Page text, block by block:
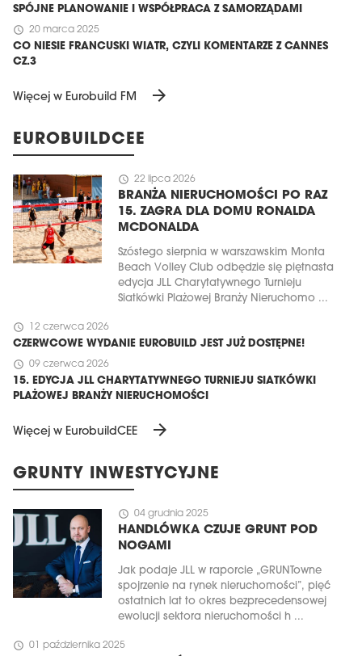
SPÓJNE PLANOWANIE I WSPÓŁPRACA Z SAMORZĄDAMI
schedule 20 marca 2025
CO NIESIE FRANCUSKI WIATR, CZYLI KOMENTARZE Z CANNES
CZ.3
Więcej w Eurobuild FM arrow_forward
EUROBUILDCEE
schedule 22 lipca 2026
BRANŻA NIERUCHOMOŚCI PO RAZ
15. ZAGRA DLA DOMU RONALDA
MCDONALDA
Szóstego sierpnia w warszawskim Monta
Beach Volley Club odbędzie się piętnasta
edycja JLL Charytatywnego Turnieju
Siatkówki Plażowej Branży Nieruchomo ...
schedule 12 czerwca 2026
CZERWCOWE WYDANIE EUROBUILD JEST JUŻ DOSTĘPNE!
schedule 09 czerwca 2026
15. EDYCJA JLL CHARYTATYWNEGO TURNIEJU SIATKÓWKI
PLAŻOWEJ BRANŻY NIERUCHOMOŚCI
Więcej w EurobuildCEE arrow_forward
GRUNTY INWESTYCYJNE
schedule 04 grudnia 2025
HANDLÓWKA CZUJE GRUNT POD
NOGAMI
Jak podaje JLL w raporcie „GRUNTowne
spojrzenie na rynek nieruchomości”, pięć
ostatnich lat to okres bezprecedensowej
ewolucji sektora nieruchomości h ...
schedule 01 października 2025